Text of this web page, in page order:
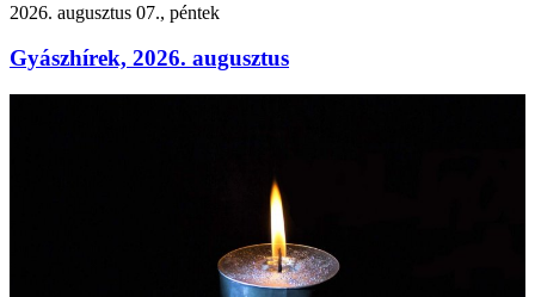
2026. augusztus 07., péntek
Gyászhírek, 2026. augusztus